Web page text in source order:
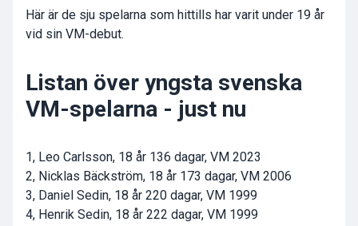
Här är de sju spelarna som hittills har varit under 19 år
vid sin VM-debut.
Listan över yngsta svenska
VM-spelarna - just nu
1, Leo Carlsson, 18 år 136 dagar, VM 2023
2, Nicklas Bäckström, 18 år 173 dagar, VM 2006
3, Daniel Sedin, 18 år 220 dagar, VM 1999
4, Henrik Sedin, 18 år 222 dagar, VM 1999